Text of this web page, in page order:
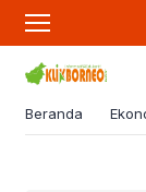
Beranda